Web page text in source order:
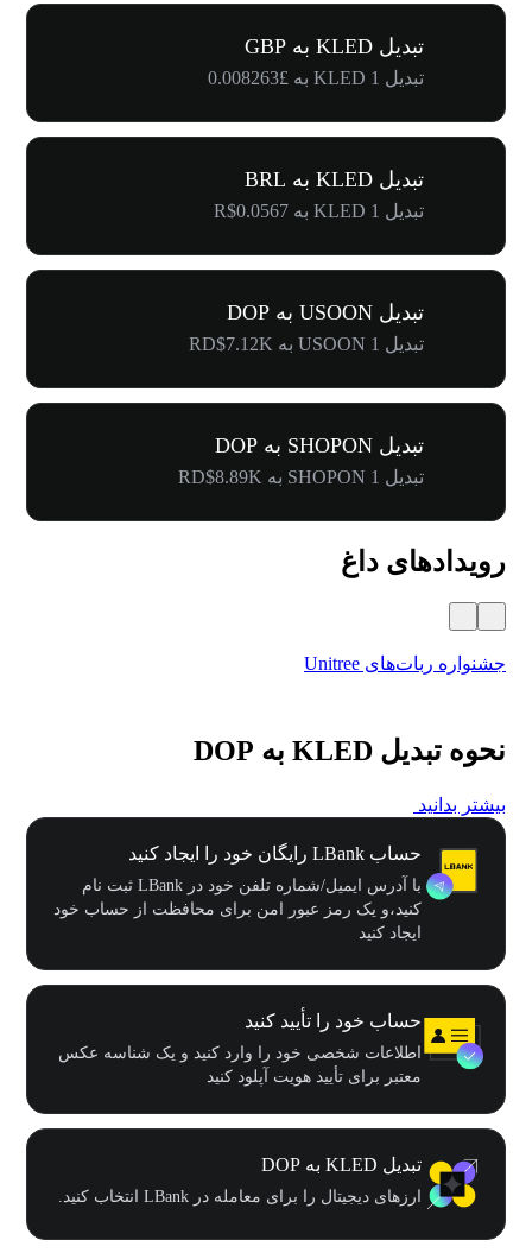
تبدیل KLED به GBP
تبدیل 1 KLED به £0.008263
تبدیل KLED به BRL
تبدیل 1 KLED به R$0.0567
تبدیل USOON به DOP
تبدیل 1 USOON به RD$7.12K
تبدیل SHOPON به DOP
تبدیل 1 SHOPON به RD$8.89K
رویدادهای داغ
جشنواره ربات‌های Unitree
نحوه تبدیل KLED به DOP
بیشتر بدانید
حساب LBank رایگان خود را ایجاد کنید
با آدرس ایمیل/شماره تلفن خود در LBank ثبت نام
کنید،و یک رمز عبور امن برای محافظت از حساب خود
ایجاد کنید
حساب خود را تأیید کنید
اطلاعات شخصی خود را وارد کنید و یک شناسه عکس
معتبر برای تأیید هویت آپلود کنید
تبدیل KLED به DOP
ارزهای دیجیتال را برای معامله در LBank انتخاب کنید.